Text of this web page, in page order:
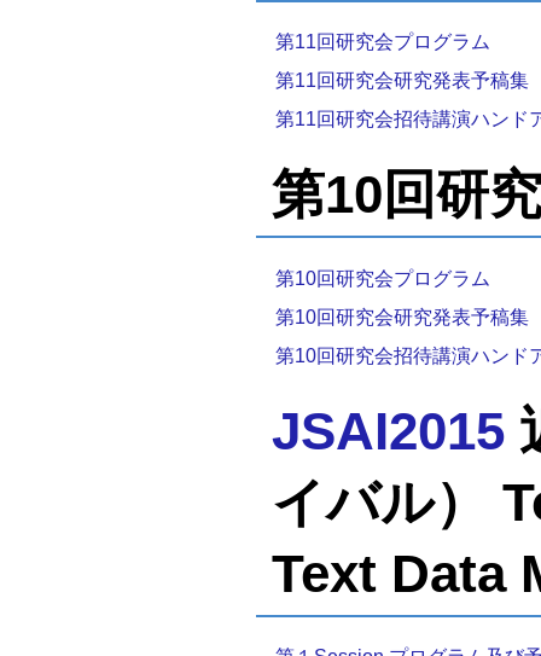
第11回研究会プログラム
第11回研究会研究発表予稿集
第11回研究会招待講演ハンド
第10回研
第10回研究会プログラム
第10回研究会研究発表予稿集
第10回研究会招待講演ハンド
JSAI2015
イバル）
Text Data